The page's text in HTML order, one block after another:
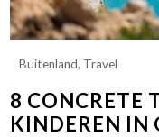
Buitenland, Travel
8 CONCRETE
KINDEREN IN